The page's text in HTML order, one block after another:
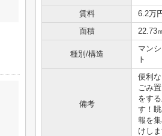
賃料 6.2万
面積
22.73
種別/構造
マン
ト
備考
便利
ごみ
をす
す！
報を
けし